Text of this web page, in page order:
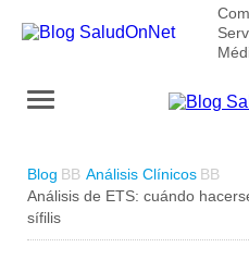
Blog
Análisis Clínicos
Análisis de ETS: cuándo
sífilis